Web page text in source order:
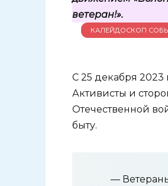
ветеран!».
КАЛЕЙДОСКОП
С 25 декабря 2023
Активисты и
Отечественной
быту.
—